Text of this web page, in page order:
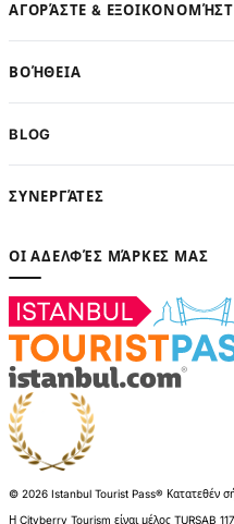
ΑΓΟΡΆΣΤΕ &
ΒΟΉΘΕΙΑ
BLOG
ΣΥΝΕΡΓΆΤΕΣ
ΟΙ ΑΔΕΛΦΈΣ ΜΆΡΚΕΣ ΜΑΣ
© 2026 Istanbul Tourist Pass® Κατατεθέν
Η Cityberry Tourism είναι μέλος TURSAB